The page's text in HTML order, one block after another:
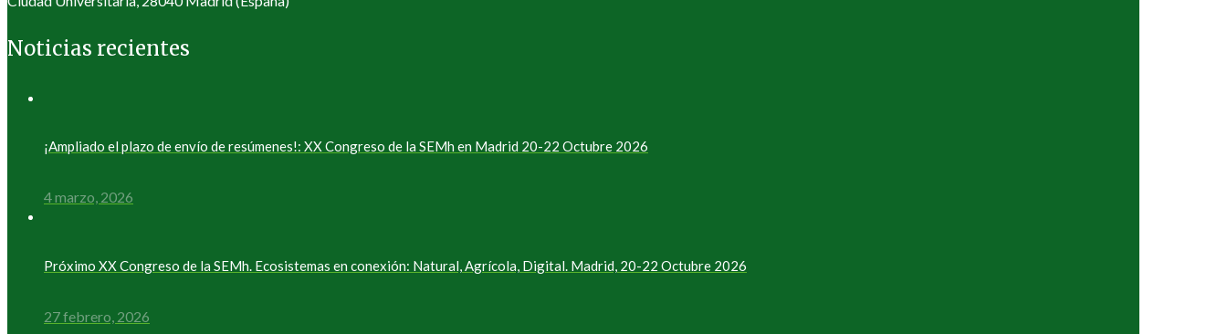
Noticias recientes
¡Ampliado el plazo de envío de resúmenes!: XX Congreso de la SEMh en Madrid 20-22 Octubre 2026
4 marzo, 2026
Próximo XX Congreso de la SEMh. Ecosistemas en conexión: Natural, Agrícola, Digital. Madrid, 20-22 Octubre 2026
27 febrero, 2026